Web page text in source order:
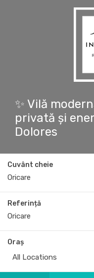
✨ Vilă
privată și
Dolores
Cuvânt cheie
Referință
Oraș
All Locations